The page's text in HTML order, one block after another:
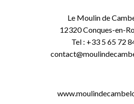
Le Moulin de
12320 Conques-en-
Tel : +33 5 65 72